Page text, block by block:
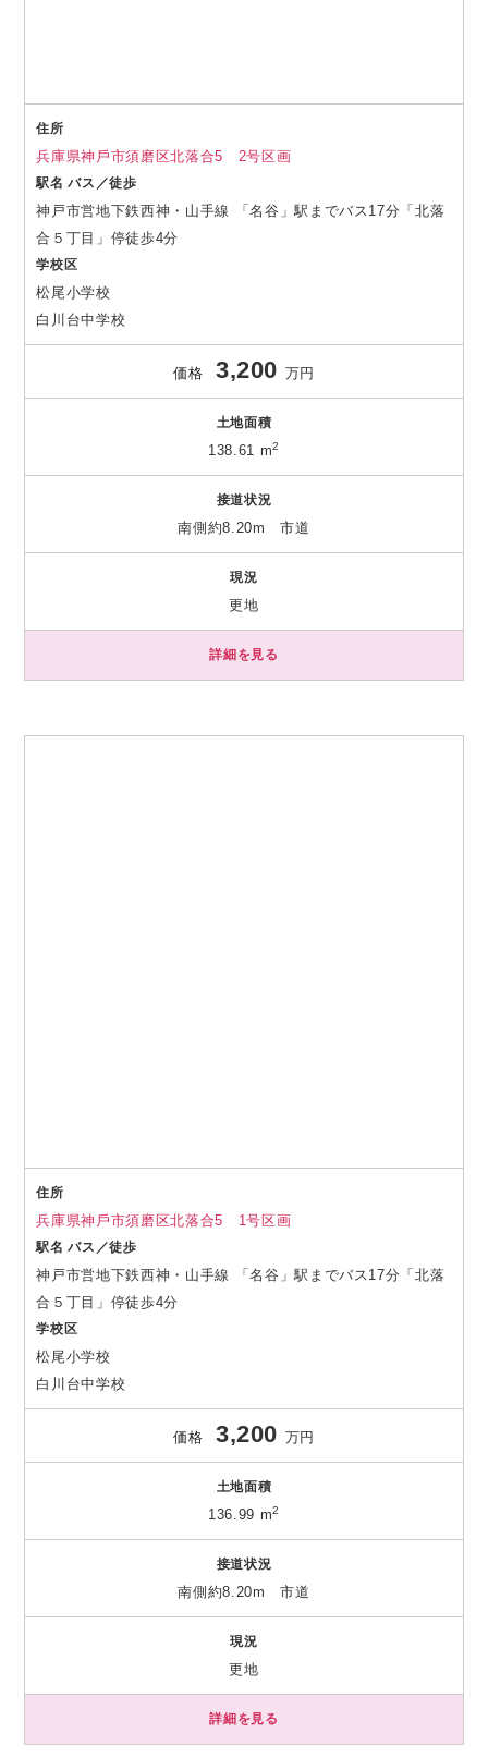
住所
兵庫県神⼾市須磨区北落合5 2号区画
駅名 バス／徒歩
神戸市営地下鉄西神・山手線 「名谷」駅までバス17分「北落
合５丁目」停徒歩4分
学校区
松尾小学校
白川台中学校
価格 3,200 万円
土地面積
138.61 m2
接道状況
南側約8.20m 市道
現況
更地
詳細を見る
住所
兵庫県神⼾市須磨区北落合5 1号区画
駅名 バス／徒歩
神戸市営地下鉄西神・山手線 「名谷」駅までバス17分「北落
合５丁目」停徒歩4分
学校区
松尾小学校
白川台中学校
価格 3,200 万円
土地面積
136.99 m2
接道状況
南側約8.20m 市道
現況
更地
詳細を見る